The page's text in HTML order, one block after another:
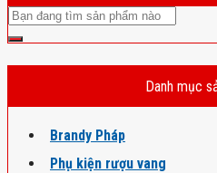
Danh mục
Brandy Pháp
Phụ kiện rượu vang